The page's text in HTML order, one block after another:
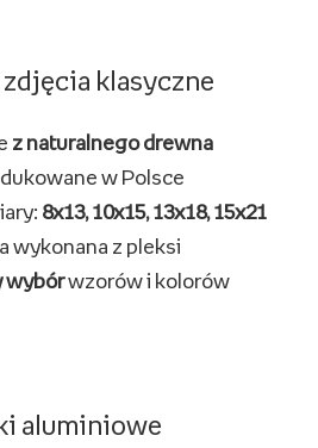
zdjęcia klasyczne
z naturalnego drewna
w Polsce
8x13, 10x15, 13x18, 15x21
wykonana z pleksi
wybórwzorów i kolorów
aluminiowe